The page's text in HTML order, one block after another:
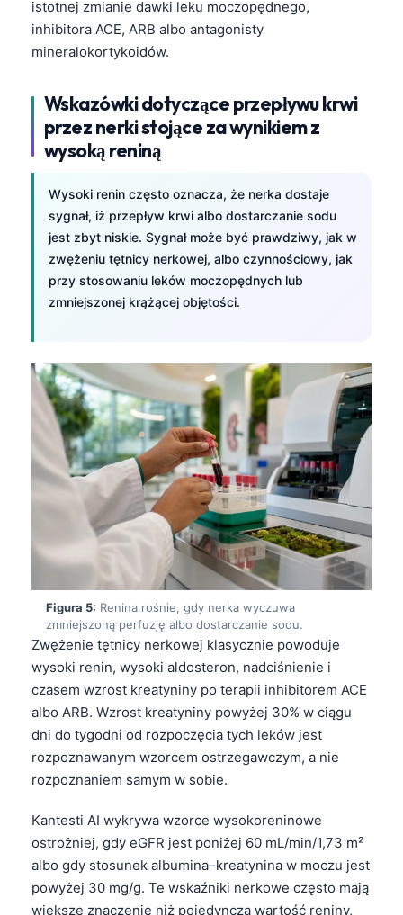
istotnej zmianie dawki leku moczopędnego,
inhibitora ACE, ARB albo antagonisty
mineralokortykoidów.
Wskazówki dotyczące przepływu krwi
przez nerki stojące za wynikiem z
wysoką reniną
Wysoki renin często oznacza, że nerka dostaje
sygnał, iż przepływ krwi albo dostarczanie sodu
jest zbyt niskie. Sygnał może być prawdziwy, jak w
zwężeniu tętnicy nerkowej, albo czynnościowy, jak
przy stosowaniu leków moczopędnych lub
zmniejszonej krążącej objętości.
Figura 5: Renina rośnie, gdy nerka wyczuwa
zmniejszoną perfuzję albo dostarczanie sodu.
Zwężenie tętnicy nerkowej klasycznie powoduje
wysoki renin, wysoki aldosteron, nadciśnienie i
czasem wzrost kreatyniny po terapii inhibitorem ACE
albo ARB. Wzrost kreatyniny powyżej 30% w ciągu
dni do tygodni od rozpoczęcia tych leków jest
rozpoznawanym wzorcem ostrzegawczym, a nie
rozpoznaniem samym w sobie.
Kantesti AI wykrywa wzorce wysokoreninowe
ostrożniej, gdy eGFR jest poniżej 60 mL/min/1,73 m²
albo gdy stosunek albumina–kreatynina w moczu jest
powyżej 30 mg/g. Te wskaźniki nerkowe często mają
większe znaczenie niż pojedyncza wartość reniny,